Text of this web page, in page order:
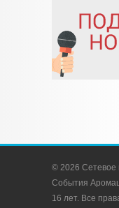
© 2026
События
16 лет. Все